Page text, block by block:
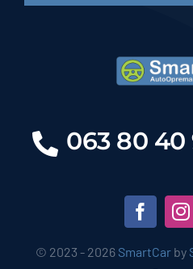
063 80 40
© 2023 - 2026 SmartCar by